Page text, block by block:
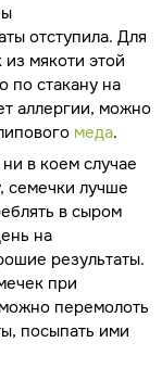
отступила. Для
мякоти этой
по стакану на
аллергии, можно
меда.
в коем случае
семечки лучше
в сыром
на
результаты.
при
перемолоть
посыпать ими